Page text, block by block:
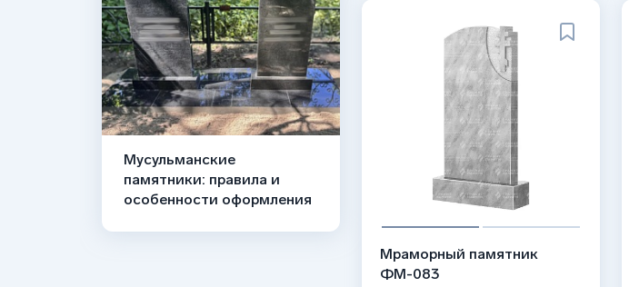
Мусульманские
памятники: правила и
особенности оформления
Мраморный памятник
ФМ-083